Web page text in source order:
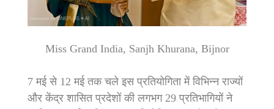
Miss Grand India, Sanjh Khurana, Bijnor
7 मई से 12 मई तक चले इस प्रतियोगिता में विभिन्न राज्यों
और केंद्र शासित प्रदेशों की लगभग 29 प्रतिभागियों ने